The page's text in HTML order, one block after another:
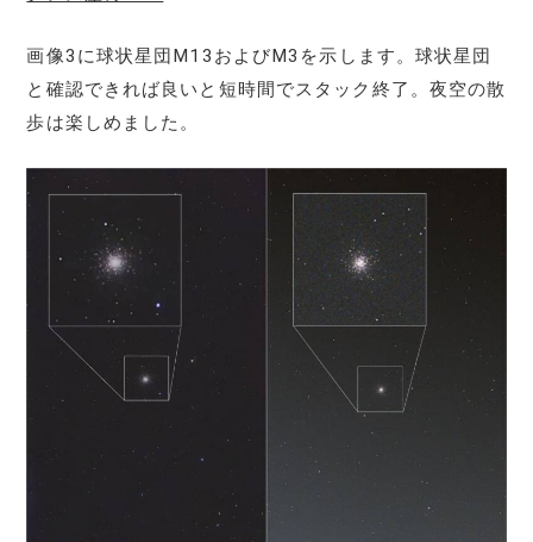
画像3に球状星団M13およびM3を示します。球状星団
と確認できれば良いと短時間でスタック終了。夜空の散
歩は楽しめました。